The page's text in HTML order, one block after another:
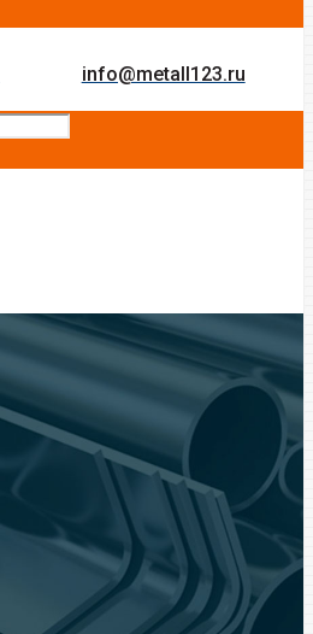
info@metall123.ru